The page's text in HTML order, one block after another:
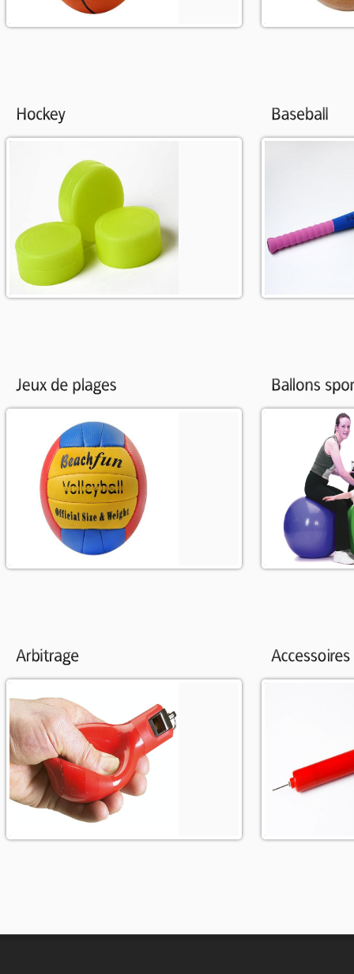
Sélection de balles, palets de
hockey et accessoires.
Sélection de ballons et balles
pour jouer sur la plage.
Plus d'info
Sélection de
Plus d'info
Sélection d'articles pour arbitrer
un jeu, un match....
Plus d'info